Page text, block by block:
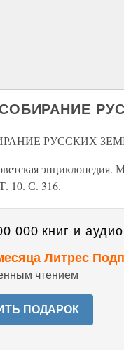
СОБИРАНИЕ
РУССКИХ
энциклопедия.
10. С. 316.
000 книг и
Литрес
чтением
ПОДАРОК